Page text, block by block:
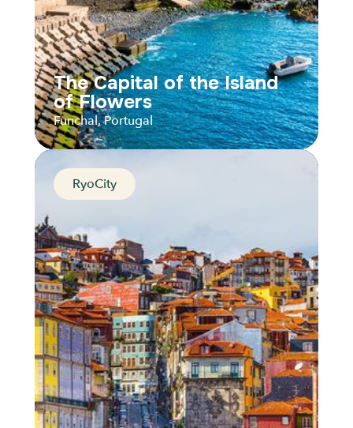
The Capital of the Island
of Flowers
Funchal, Portugal
The Capital of the Island
of Flowers
Funchal, Portugal
Distance
Durée
Audios Parcours
RyoCity